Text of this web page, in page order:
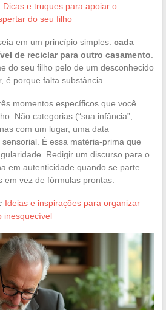
Dicas e truques para apoiar o
do seu filho
em um princípio simples: cada
de reciclar para outro casamento
do seu filho pelo de um desconhecido
é porque falta substância.
momentos específicos que você
Não categorias (“sua infância”,
com um lugar, uma data
É essa matéria-prima que
Redigir um discurso para o
em autenticidade quando se parte
em vez de fórmulas prontas.
Ideias e inspirações para organizar
inesquecível